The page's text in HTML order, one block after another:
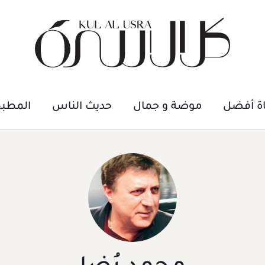
أفضل موضة و جمال حديث الناس